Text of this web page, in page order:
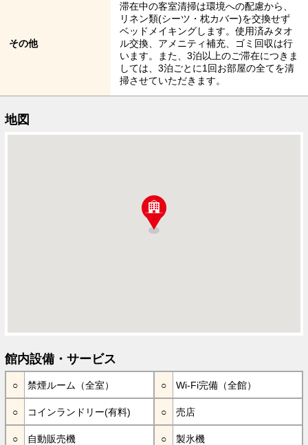
その他
滞在中の客室清掃は環境への配慮から、
リネン類(シーツ・枕カバー)を交換せず
ベッドメイキングします。使用済みタオ
ル交換、アメニティ補充、ゴミ回収は行
います。また、3泊以上のご滞在につきま
しては、3泊ごとに1回お部屋の全てを清
掃させていただきます。
地図
館内設備・サービス
禁煙ルーム（全室） Wi-Fi完備（全館）
コインランドリー(有料) 売店
自動販売機 製氷機